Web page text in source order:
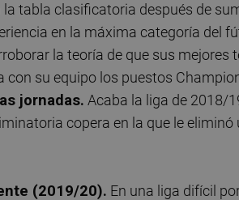
tabla clasificatoria después de
en la máxima categoría del
la teoría de que sus mejores
su equipo los puestos
jornadas. Acaba la liga de 2018/
copera en la que le eliminó
(2019/20). En una liga difícil